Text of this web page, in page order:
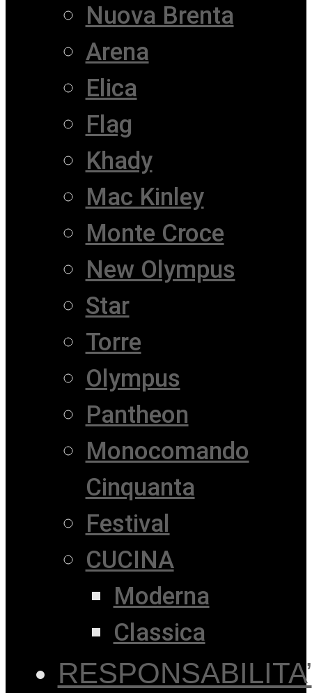
Nuova Brenta
Arena
Elica
Flag
Khady
Mac Kinley
Monte Croce
New Olympus
Star
Torre
Olympus
Pantheon
Monocomando
Cinquanta
Festival
CUCINA
Moderna
Classica
RESPONSABILITA’